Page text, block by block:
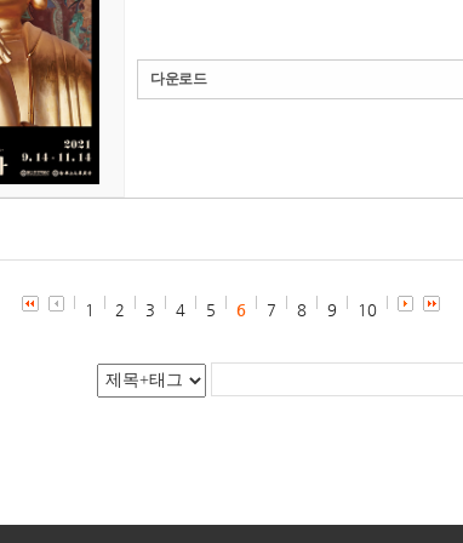
다운로드
1 2 3 4 5 6 7 8 9 10